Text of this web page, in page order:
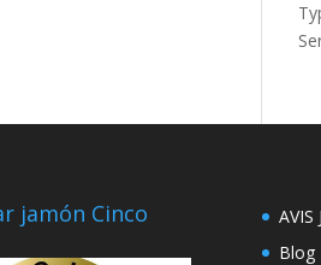
jamón Cinco
AVIS
Blog